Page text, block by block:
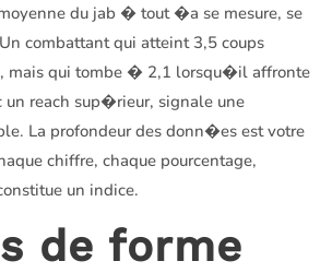
du jab � tout �a se mesure, se
combattant qui atteint 3,5 coups
mais qui tombe � 2,1 lorsqu�il affronte
un reach sup�rieur, signale une
La profondeur des donn�es est votre
chiffre, chaque pourcentage,
un indice.
de forme